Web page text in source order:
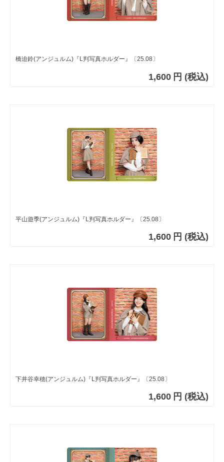
橋迫鈴(アンジュルム)『L判写真ホルダー』〔25.08〕
1,600 円 (税込)
平山遊季(アンジュルム)『L判写真ホルダー』〔25.08〕
1,600 円 (税込)
下井谷幸穂(アンジュルム)『L判写真ホルダー』〔25.08〕
1,600 円 (税込)